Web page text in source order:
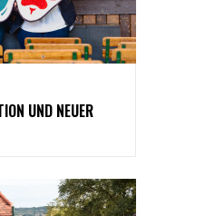
UND NEUER